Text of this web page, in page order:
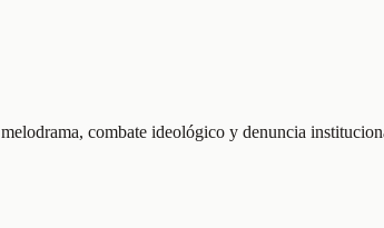
combate ideológico y denuncia